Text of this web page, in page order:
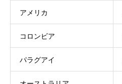
アメリカ
コロンビア
パラグアイ